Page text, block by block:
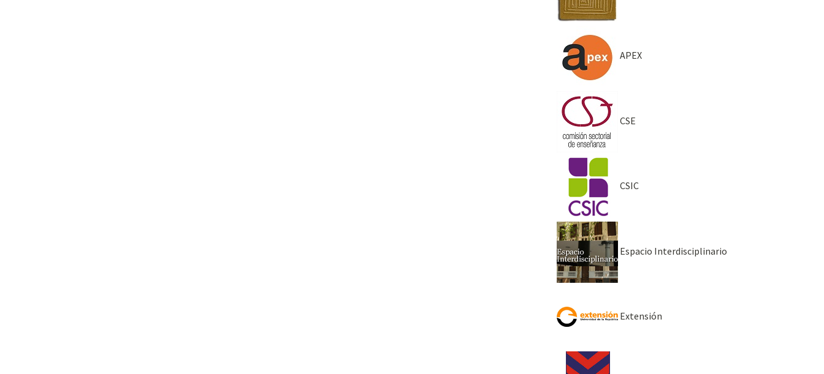
APEX
CSE
CSIC
Espacio Interdisciplinario
Extensión